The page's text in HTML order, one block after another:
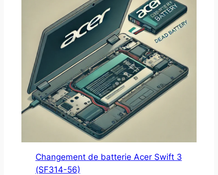
Changement de batterie Acer Swift 3
(SF314-56)